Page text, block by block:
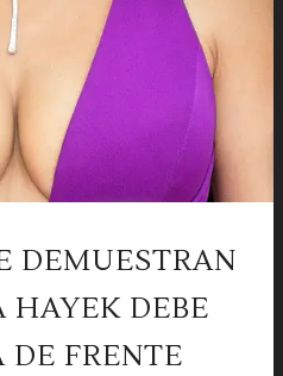
DEMUESTRAN
HAYEK DEBE
DE FRENTE